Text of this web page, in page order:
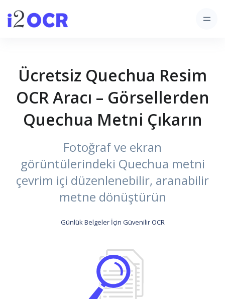
Ücretsiz Quechua Resim
OCR Aracı – Görsellerden
Quechua Metni Çıkarın
Fotoğraf ve ekran
görüntülerindeki Quechua metni
çevrim içi düzenlenebilir, aranabilir
metne dönüştürün
Günlük Belgeler İçin Güvenilir OCR